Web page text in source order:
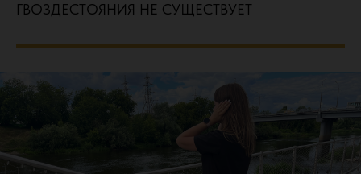
ГВОЗДЕСТОЯНИЯ НЕ СУЩЕСТВУЕТ